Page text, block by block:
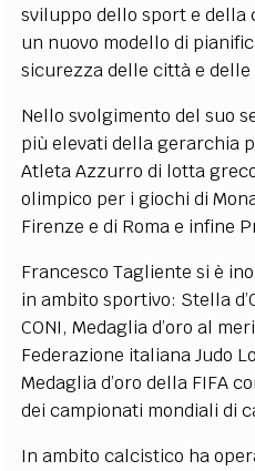
sviluppo dello sport e della
un nuovo modello di
sicurezza delle città e
Nello svolgimento del suo
più elevati della gerarchia
Atleta Azzurro di lotta
olimpico per i giochi di
Firenze e di Roma e infine
Francesco Tagliente si è
in ambito sportivo: Stella
CONI, Medaglia d’oro al
Federazione italiana Judo
Medaglia d’oro della FIFA
dei campionati mondiali di
In ambito calcistico ha